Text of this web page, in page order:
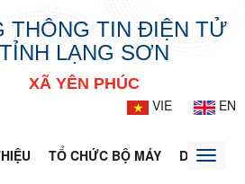
THÔNG TIN ĐIỆN TỬ
TỈNH LẠNG SƠN
XÃ YÊN PHÚC
VIE
EN
TỔ CHỨC BỘ MÁY DOANH
Toggle